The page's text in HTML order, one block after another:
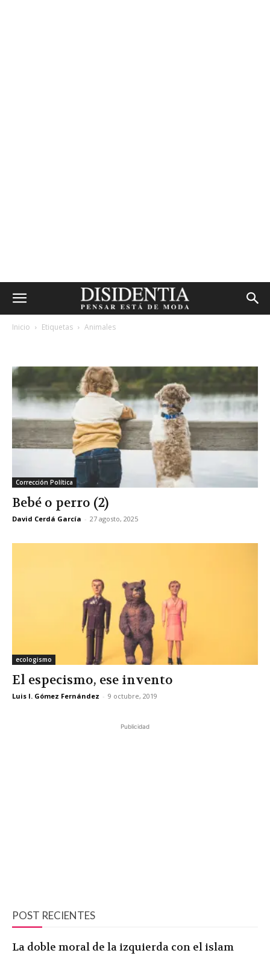
Inicio Etiquetas Animales
Corrección Política
Bebé o perro (2)
David Cerdá García - 27 agosto, 2025
ecologismo
El especismo, ese invento
Luis I. Gómez Fernández - 9 octubre, 2019
Publicidad
POST RECIENTES
La doble moral de la izquierda con el islam